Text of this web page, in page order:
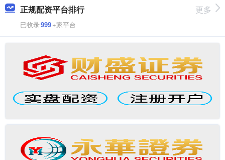
正规配资平台排行
已收录999+家平台
更多